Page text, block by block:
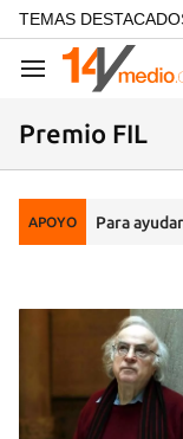
common.go-to-
TEMAS
Navegación
Premio FIL
APOYO Para